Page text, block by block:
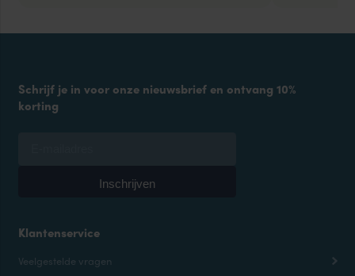
Klantenservice
Veelgestelde vragen
Schrijf je in voor onze nieuwsbrief en ontvang 10%
korting